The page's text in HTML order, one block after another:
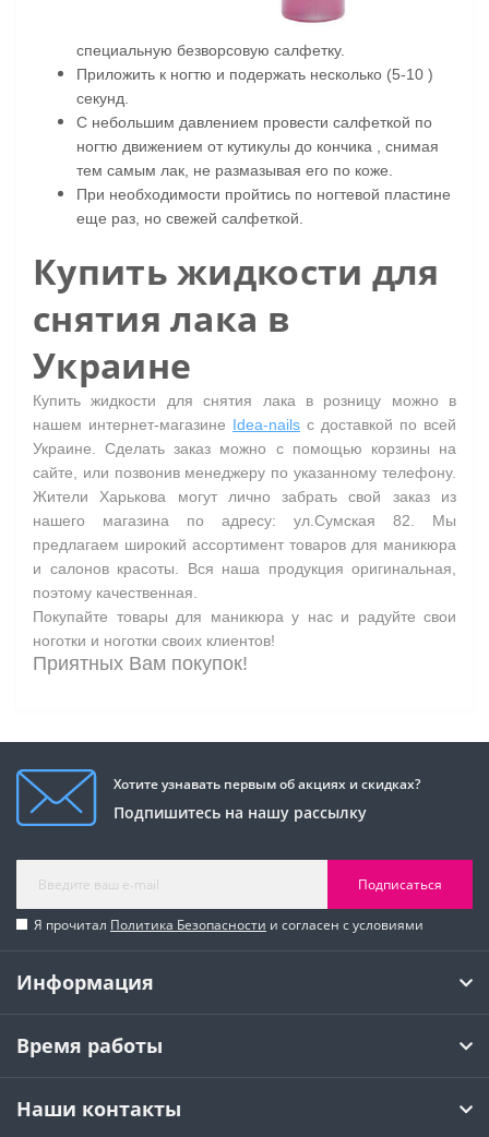
специальную безворсовую салфетку.
Приложить к ногтю и подержать несколько (5-10 )
секунд.
С небольшим давлением провести салфеткой по
ногтю движением от кутикулы до кончика , снимая
тем самым лак, не размазывая его по коже.
При необходимости пройтись по ногтевой пластине
еще раз, но свежей салфеткой.
Купить жидкости для
снятия лака в
Украине
Купить жидкости для снятия лака в розницу можно в
нашем интернет-магазине Idea-nails c доставкой по всей
Украине. Сделать заказ можно с помощью корзины на
сайте, или позвонив менеджеру по указанному телефону.
Жители Харькова могут лично забрать свой заказ из
нашего магазина по адресу: ул.Сумская 82. Мы
предлагаем широкий ассортимент товаров для маникюра
и салонов красоты. Вся наша продукция оригинальная,
поэтому качественная.
Покупайте товары для маникюра у нас и радуйте свои
ноготки и ноготки своих клиентов!
Приятных Вам покупок!
Хотите узнавать первым об акциях и скидках?
Подпишитесь на нашу рассылку
Подписаться
Я прочитал Политика Безопасности и согласен с условиями
Информация
Время работы
Наши контакты